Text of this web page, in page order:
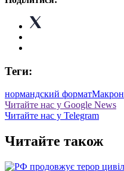
Теги:
нормандский форматМакрон
Читайте нас у Google News
Читайте нас у Telegram
Читайте також